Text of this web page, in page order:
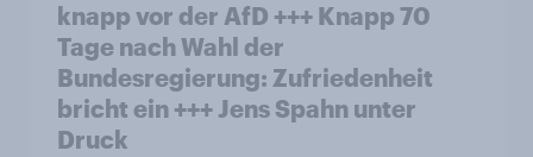
knapp vor der AfD +++ Knapp 70
Tage nach Wahl der
Bundesregierung: Zufriedenheit
bricht ein +++ Jens Spahn unter
Druck